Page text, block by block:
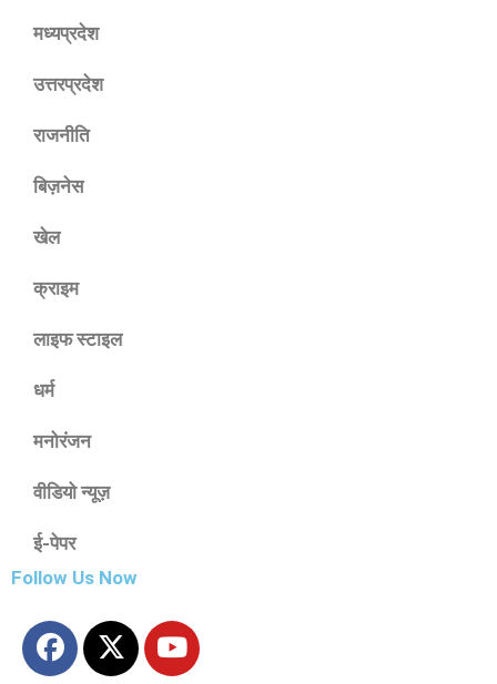
मध्यप्रदेश
उत्तरप्रदेश
राजनीति
बिज़नेस
खेल
क्राइम
लाइफ स्टाइल
धर्म
मनोरंजन
वीडियो न्यूज़
ई-पेपर
Follow Us Now